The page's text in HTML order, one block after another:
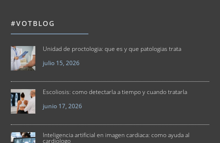
#VOTBLOG
Unidad de proctologia: que es y que patologias trata
julio 15, 2026
Escoliosis: como detectarla a tiempo y cuando tratarla
junio 17, 2026
Inteligencia artificial en imagen cardiaca: como ayuda al
cardiologo